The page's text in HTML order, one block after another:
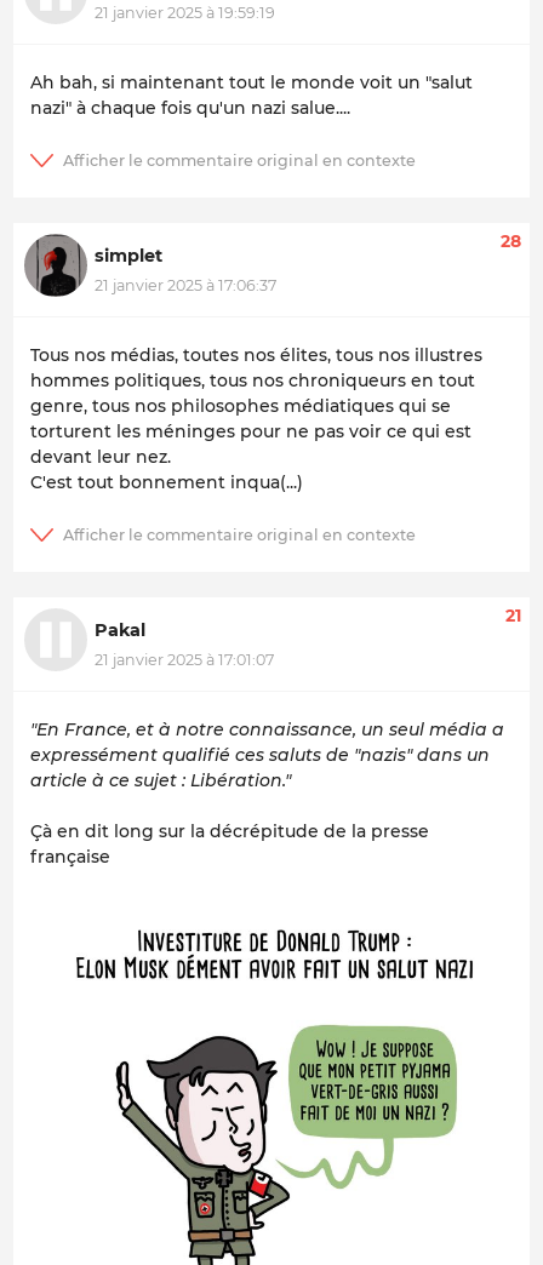
21 janvier 2025 à 19:59:19
Ah bah, si maintenant tout le monde voit un "salut
nazi" à chaque fois qu'un nazi salue....
simplet
21 janvier 2025 à 17:06:37
28
Tous nos médias, toutes nos élites, tous nos illustres
hommes politiques, tous nos chroniqueurs en tout
genre, tous nos philosophes médiatiques qui se
torturent les méninges pour ne pas voir ce qui est
devant leur nez.
C'est tout bonnement inqua(...)
Pakal
21 janvier 2025 à 17:01:07
21
"En France, et à notre connaissance, un seul média a
expressément qualifié ces saluts de "nazis" dans un
article à ce sujet : Libération."
Çà en dit long sur la décrépitude de la presse
française